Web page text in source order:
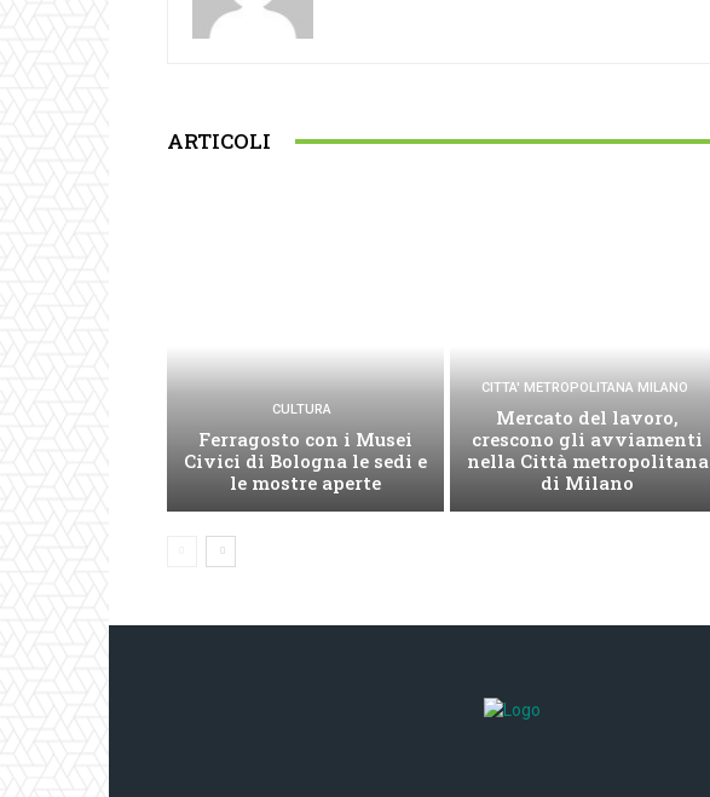
ARTICOLI
CULTURA
Ferragosto con i Musei
Civici di Bologna le sedi e
le mostre aperte
CITTA' METROPOLITANA MILANO
Mercato del lavoro,
crescono gli avviamenti
nella Città metropolitana
di Milano